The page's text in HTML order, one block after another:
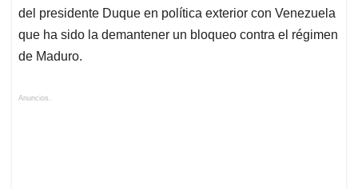
del presidente Duque en política exterior con Venezuela
que ha sido la demantener un bloqueo contra el régimen
de Maduro.
Anuncios.